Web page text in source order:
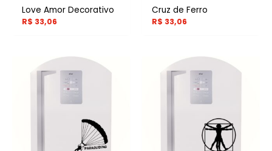
Love Amor Decorativo
R$ 33,06
Cruz de Ferro
R$ 33,06